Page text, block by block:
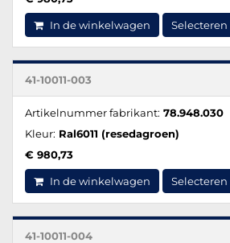
In de winkelwagen Selecteren
41-10011-003
Artikelnummer fabrikant: 78.948.030
Kleur: Ral6011 (resedagroen)
€ 980,73
In de winkelwagen Selecteren
41-10011-004